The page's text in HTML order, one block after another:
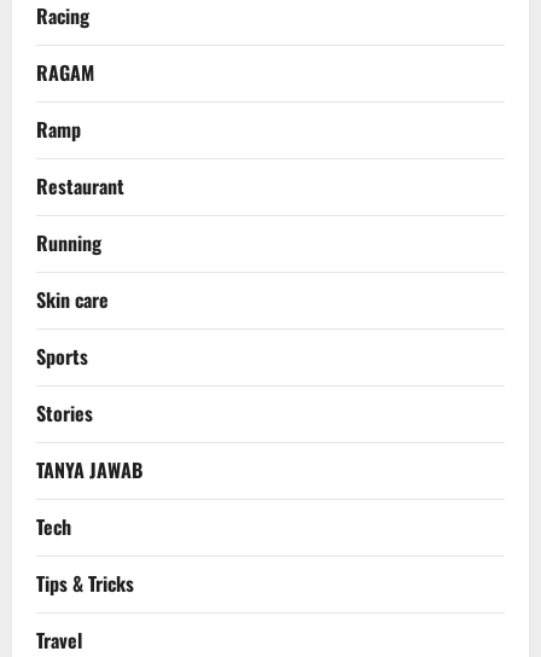
Racing
RAGAM
Ramp
Restaurant
Running
Skin care
Sports
Stories
TANYA JAWAB
Tech
Tips & Tricks
Travel